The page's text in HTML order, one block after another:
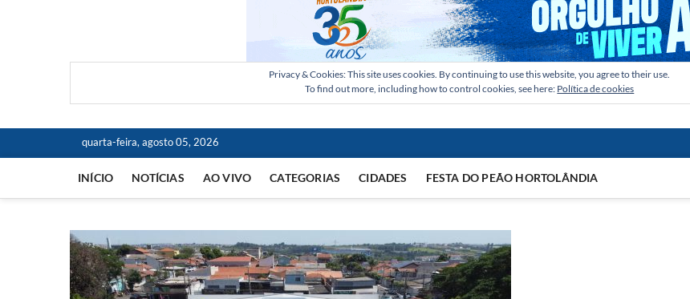
Privacy & Cookies: This site uses cookies. By continuing to use this website, you agree to their use.
To find out more, including how to control cookies, see here: Política de cookies
quarta-feira, agosto 05, 2026
INÍCIO NOTÍCIAS AO VIVO CATEGORIAS CIDADES FESTA DO PEÃO HORTOLÂNDIA